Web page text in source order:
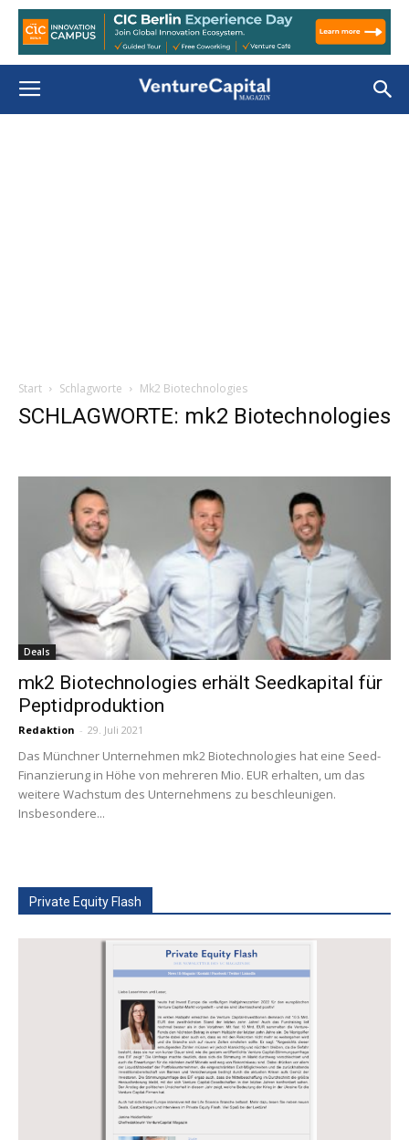
Start Schlagworte Mk2 Biotechnologies
SCHLAGWORTE: mk2 Biotechnologies
Deals
mk2 Biotechnologies erhält Seedkapital für
Peptidproduktion
Redaktion - 29. Juli 2021
Das Münchner Unternehmen mk2 Biotechnologies hat eine Seed-
Finanzierung in Höhe von mehreren Mio. EUR erhalten, um das
weitere Wachstum des Unternehmens zu beschleunigen.
Insbesondere...
Private Equity Flash